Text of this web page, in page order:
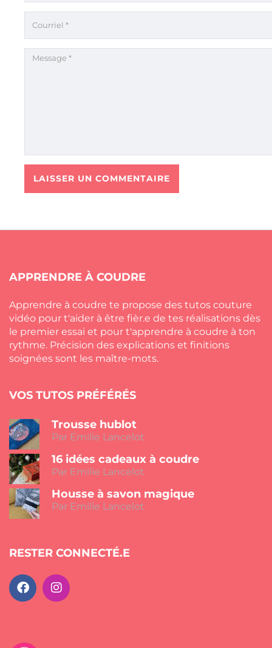
APPRENDRE À COUDRE
Apprendre à coudre te propose des tutos couture
vidéo pour t'aider à être fièr.e de tes réalisations dès
le premier essai et pour t'apprendre à coudre à ton
rythme. Précision des explications et finitions
soignées sont les maître-mots.
VOS TUTOS PRÉFÉRÉS
Trousse hublot
Par Emilie Lancelot
16 idées cadeaux à coudre
Par Emilie Lancelot
Housse à savon magique
Par Emilie Lancelot
RESTER CONNECTÉ.E